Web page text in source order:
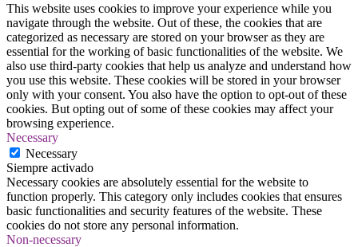
This website uses cookies to improve your experience while you
navigate through the website. Out of these, the cookies that are
categorized as necessary are stored on your browser as they are
essential for the working of basic functionalities of the website. We
also use third-party cookies that help us analyze and understand how
you use this website. These cookies will be stored in your browser
only with your consent. You also have the option to opt-out of these
cookies. But opting out of some of these cookies may affect your
browsing experience.
Necessary
Necessary
Siempre activado
Necessary cookies are absolutely essential for the website to
function properly. This category only includes cookies that ensures
basic functionalities and security features of the website. These
cookies do not store any personal information.
Non-necessary